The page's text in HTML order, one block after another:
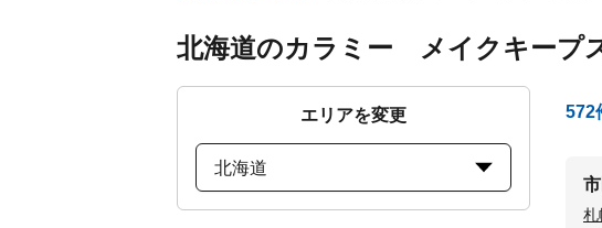
北海道のカラミー メイクキープ
エリアを変更
北海道
572
札